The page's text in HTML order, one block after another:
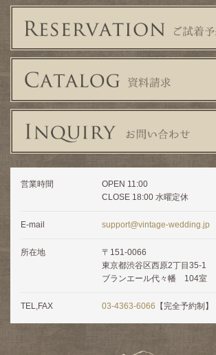
営業時間
OPEN 11:00
CLOSE 18:00 水曜定休
E-mail support@vintage-wedding.jp
所在地
〒151-0066
東京都渋谷区西原2丁目35-1
ブランエール代々幡 104室
TEL,FAX 03-4363-6066 【完全予約制】